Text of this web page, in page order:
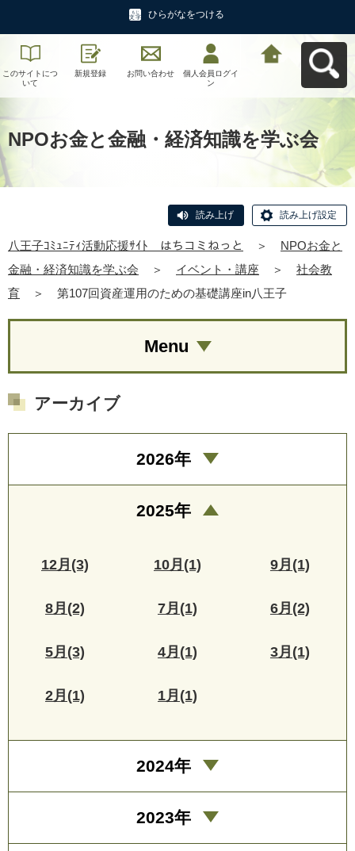
ひらがなをつける
このサイトにつ
いて
新規登録 お問い合わせ
個人会員ログイ
ン
NPOお金と金融・経済知識を学ぶ会
読み上げ 読み上げ設定
八王子ｺﾐｭﾆﾃｨ活動応援ｻｲﾄ はちコミねっと ＞
NPOお金と
金融・経済知識を学ぶ会
＞ イベント・講座 ＞
社会教
育
＞ 第107回資産運用のための基礎講座in八王子
Menu
アーカイブ
2026年
2025年
12月(3) 10月(1) 9月(1)
8月(2) 7月(1) 6月(2)
5月(3) 4月(1) 3月(1)
2月(1) 1月(1)
2024年
2023年